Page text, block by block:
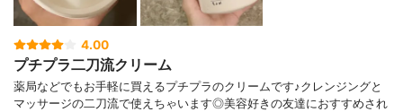
4.00
プチプラ二刀流クリーム
薬局などでもお手軽に買えるプチプラのクリームです♪クレンジングと
マッサージの二刀流で使えちゃいます◎美容好きの友達におすすめされ